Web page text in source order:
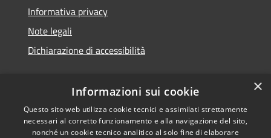
Informativa privacy
Note legali
Dichiarazione di accessibilità
×
Informazioni sui cookie
Questo sito web utilizza cookie tecnici e assimilati strettamente
necessari al corretto funzionamento e alla navigazione del sito,
nonché un cookie tecnico analitico al solo fine di elaborare